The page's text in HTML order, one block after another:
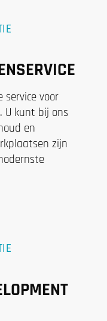
service voor
U kunt bij ons
en
zijn